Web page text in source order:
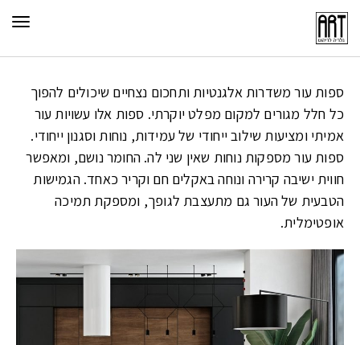
ספות עור משדרות אלגנטיות ותחכום נצחיים שיכולים להפוך
כל חלל מגורים למקום מפלט יוקרתי. ספות אלו עשויות עור
אמיתי ומציעות שילוב ייחודי של עמידות, נוחות וסגנון ייחודי.
ספות עור מספקות נוחות שאין שני לה. החומר נושם, ומאפשר
חוויתישיבה קרירה ונוחה באקלים חם וקריר כאחד. הגמישות
הטבעית של העור גם מתעצבת לגופך, ומספקת תמיכה
אופטימלית.